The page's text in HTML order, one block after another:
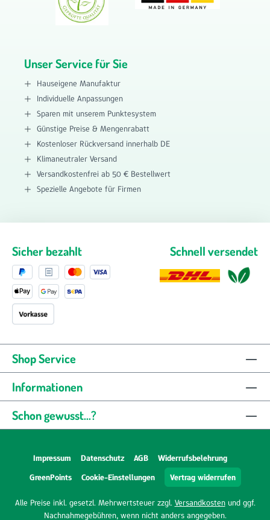
Unser Service für Sie
Hauseigene Manufaktur
Individuelle Anpassungen
Sparen mit unserem Punktesystem
Günstige Preise & Mengenrabatt
Kostenloser Rückversand innerhalb DE
Klimaneutraler Versand
Versandkostenfrei ab 50 € Bestellwert
Spezielle Angebote für Firmen
Sicher bezahlt Schnell versendet
Shop Service
Informationen
Schon gewusst...?
Impressum Datenschutz AGB
Widerrufsbelehrung
GreenPoints
Cookie-Einstellungen Vertrag widerrufen
Alle Preise inkl. gesetzl. Mehrwertsteuer zzgl. Versandkostenund ggf.
Nachnahmegebühren, wenn nicht anders angegeben.